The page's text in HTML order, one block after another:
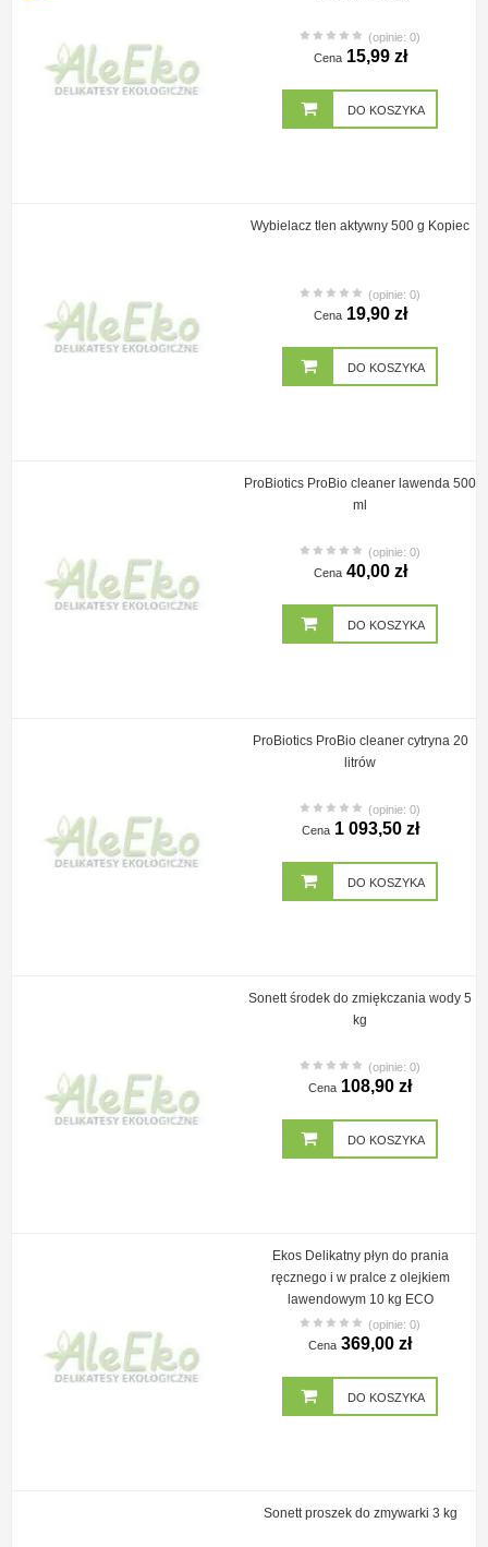
(opinie: 0)
Cena 15,99 zł
DO KOSZYKA
Wybielacz tlen aktywny 500 g Kopiec
(opinie: 0)
Cena 19,90 zł
DO KOSZYKA
ProBiotics ProBio cleaner lawenda 500
ml
(opinie: 0)
Cena 40,00 zł
DO KOSZYKA
ProBiotics ProBio cleaner cytryna 20
litrów
(opinie: 0)
Cena 1 093,50 zł
DO KOSZYKA
Sonett środek do zmiękczania wody 5
kg
(opinie: 0)
Cena 108,90 zł
DO KOSZYKA
Ekos Delikatny płyn do prania
ręcznego i w pralce z olejkiem
lawendowym 10 kg ECO
(opinie: 0)
Cena 369,00 zł
DO KOSZYKA
Sonett proszek do zmywarki 3 kg